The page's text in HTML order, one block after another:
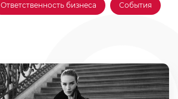
Ответственность бизнеса События